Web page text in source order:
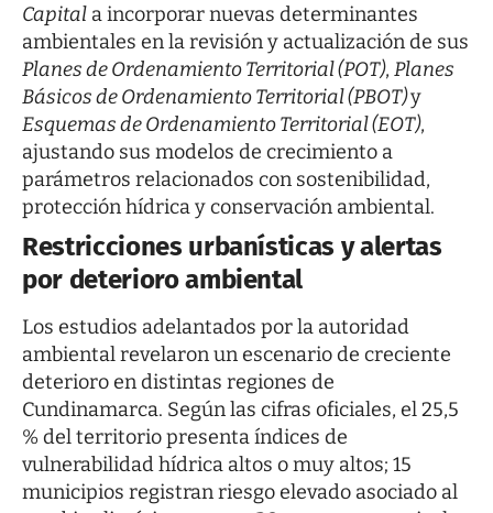
Capital a incorporar nuevas determinantes
ambientales en la revisión y actualización de sus
Planes de Ordenamiento Territorial (POT), Planes
Básicos de Ordenamiento Territorial (PBOT)y
Esquemas de Ordenamiento Territorial (EOT),
ajustando sus modelos de crecimiento a
parámetros relacionados con sostenibilidad,
protección hídrica y conservación ambiental.
Restricciones urbanísticas y alertas
por deterioro ambiental
Los estudios adelantados por la autoridad
ambiental revelaron un escenario de creciente
deterioro en distintas regiones de
Cundinamarca. Según las cifras oficiales, el 25,5
% del territorio presenta índices de
vulnerabilidad hídrica altos o muy altos; 15
municipios registran riesgo elevado asociado al